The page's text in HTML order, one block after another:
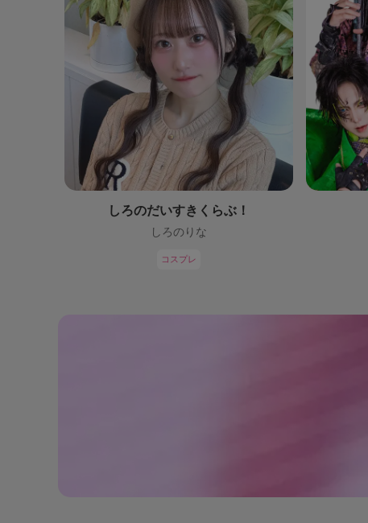
しろのだいすきくらぶ！
しろのりな
コスプレ